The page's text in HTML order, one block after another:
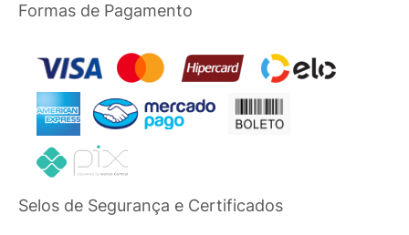
Formas de Pagamento
Selos de Segurança e Certificados